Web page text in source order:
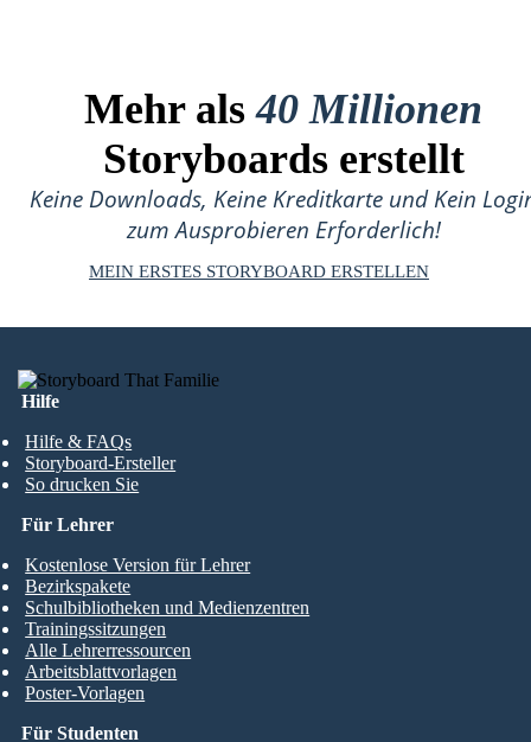
Mehr als40 Millionen
Storyboards erstellt
Keine Downloads, Keine Kreditkarte und Kein
zum Ausprobieren Erforderlich!
MEIN ERSTES STORYBOARD ERSTELLEN
Hilfe
Hilfe & FAQs
Storyboard-Ersteller
So drucken Sie
Für Studenten
Für Lehrer
Kostenlose Version für Lehrer
Bezirkspakete
Schulbibliotheken und Medienzentren
Trainingssitzungen
Alle Lehrerressourcen
Arbeitsblattvorlagen
Poster-Vorlagen